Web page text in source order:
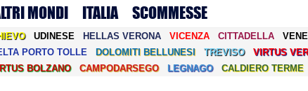
MONDI ITALIA SCOMMESSE
UDINESE HELLAS VERONA VICENZA CITTADELLA
PORTO TOLLE
DOLOMITI BELLUNESI TREVISO VIRTUS
BOLZANO
CAMPODARSEGO LEGNAGO CALDIERO TERME